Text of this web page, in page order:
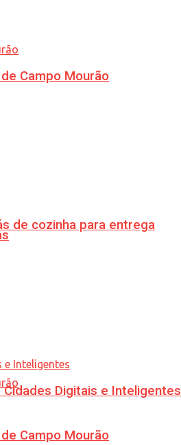
de cozinha para entrega
Campo Mourão
Campo Mourão
Digitais e Inteligentes